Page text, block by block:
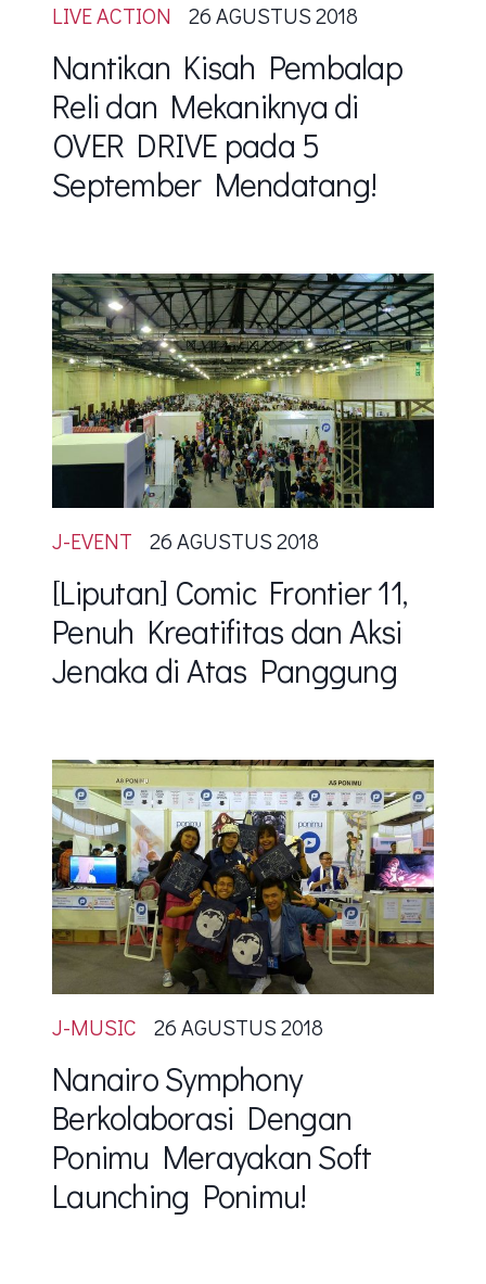
LIVE ACTION 26 AGUSTUS 2018
Nantikan Kisah Pembalap
Reli dan Mekaniknya di
OVER DRIVE pada 5
September Mendatang!
J-EVENT 26 AGUSTUS 2018
[Liputan] Comic Frontier 11,
Penuh Kreatifitas dan Aksi
Jenaka di Atas Panggung
J-MUSIC 26 AGUSTUS 2018
Nanairo Symphony
Berkolaborasi Dengan
Ponimu Merayakan Soft
Launching Ponimu!